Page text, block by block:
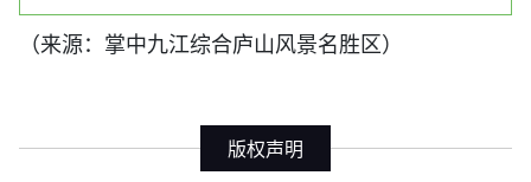
（来源：掌中九江综合庐山风景名胜区）
版权声明